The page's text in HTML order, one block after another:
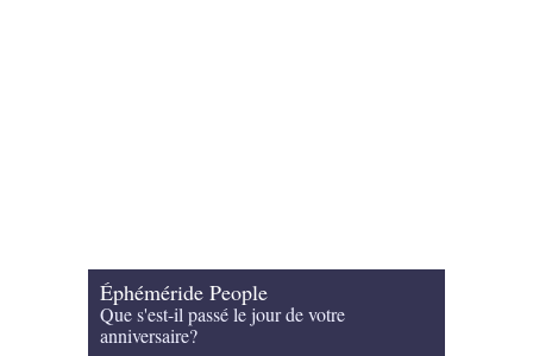
Éphéméride People
Que s'est-il passé le jour de votre
anniversaire?